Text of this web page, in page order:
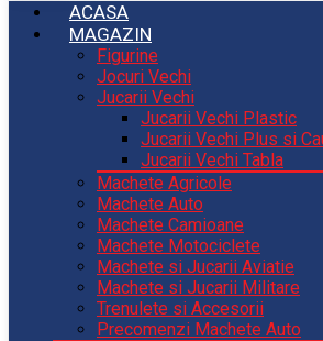
ACASA
MAGAZIN
Figurine
Jocuri Vechi
Jucarii Vechi
Jucarii Vechi Plastic
Jucarii Vechi Plus si
Jucarii Vechi Tabla
Machete Agricole
Machete Auto
Machete Camioane
Machete Motociclete
Machete si Jucarii Aviatie
Machete si Jucarii Militare
Trenulete si Accesorii
Precomenzi Machete Auto